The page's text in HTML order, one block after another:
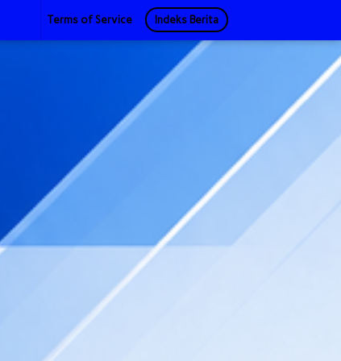
Terms of Service Indeks Berita